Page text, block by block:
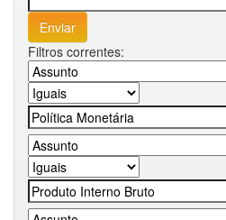
Filtros correntes: